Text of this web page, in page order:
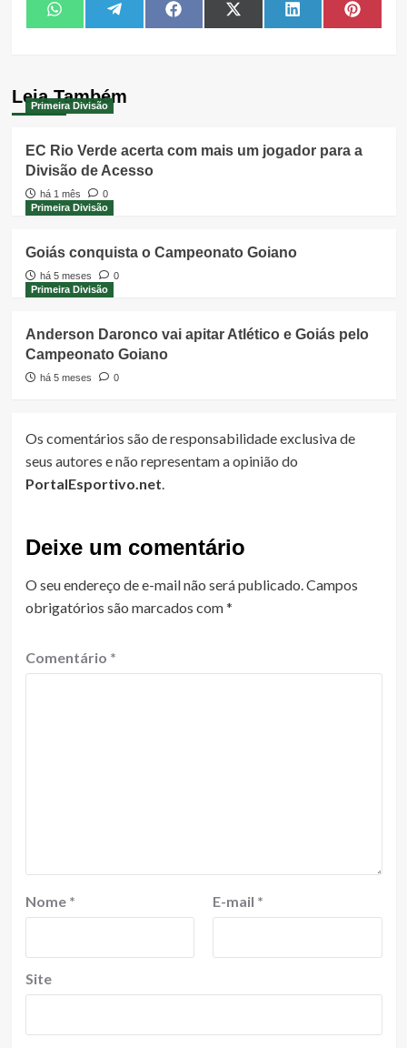
Share
on
WhatsAppShare
on
TelegramShare
on
FacebookShare
on
X
(Twitter)
Share
on
LinkedIn Share
on
Leia Também
Primeira Divisão
EC Rio Verde acerta com mais um jogador para a
Divisão de Acesso
há 1 mês
0
Primeira Divisão
Goiás conquista o Campeonato Goiano
há 5 meses
0
Primeira Divisão
Anderson Daronco vai apitar Atlético e Goiás pelo
Campeonato Goiano
há 5 meses 0
Os comentários são de responsabilidade exclusiva de
seus autores e não representam a opinião do
PortalEsportivo.net.
Deixe um comentário
O seu endereço de e-mail não será publicado.Campos
obrigatórios são marcados com*
Comentário *
Nome * E-mail *
Site